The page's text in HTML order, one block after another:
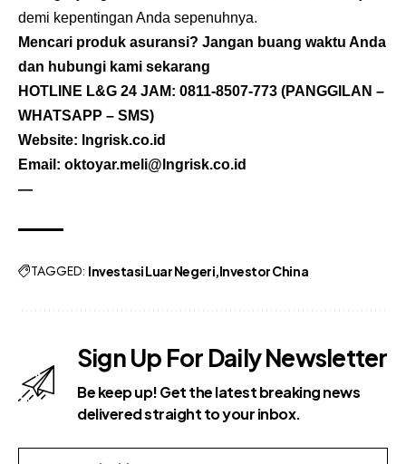
demi kepentingan Anda sepenuhnya.
Mencari produk asuransi? Jangan buang waktu Anda
dan hubungi kami sekarang
HOTLINE L&G 24 JAM: 0811-8507-773 (PANGGILAN –
WHATSAPP – SMS)
Website: lngrisk.co.id
Email: oktoyar.meli@lngrisk.co.id
—
TAGGED: Investasi Luar Negeri Investor China
Sign Up For Daily Newsletter
Be keep up! Get the latest breaking news
delivered straight to your inbox.